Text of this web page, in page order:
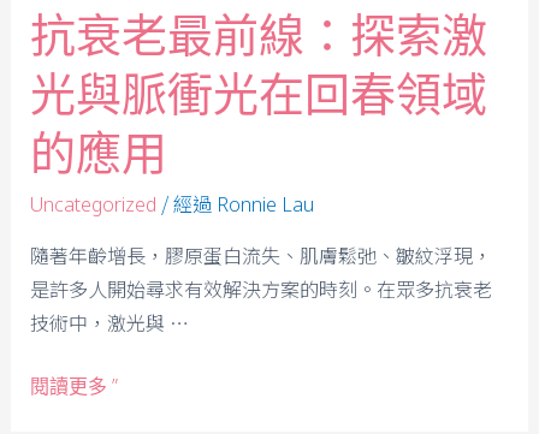
抗衰老最前線：探索激
光與脈衝光在回春領域
的應用
Uncategorized / 經過 Ronnie Lau
隨著年齡增長，膠原蛋白流失、肌膚鬆弛、皺紋浮現，
是許多人開始尋求有效解決方案的時刻。在眾多抗衰老
技術中，激光與 …
閱讀更多 ”